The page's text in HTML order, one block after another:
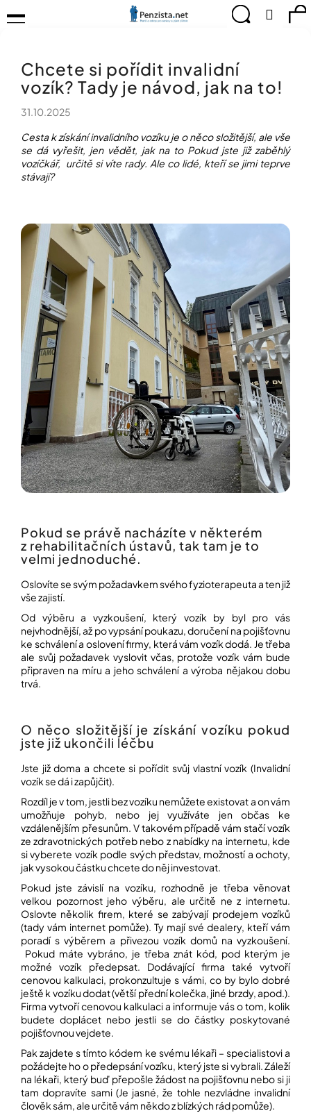
na
TIPY
PRO
ZDRAVÍ
CVIČÍME
PRO
RADOST
NÁMI
CHYTRÝ
PRŮVODCE
MODERNÍM
SVĚTEM
POZNEJTE
&
ZAŽIJTE,
CO
PRÁVĚ
DĚJE
VAŠE
SLOVA,
NAŠE
INSPIRACE
ZÁBAVA,
KONCENTRACI
REPASOVANÉ
POMŮCKY
Přihlášení
Hledat
Menu
Chcete si pořídit invalidní
vozík? Tady je návod, jak na to!
31.10.2025
Cesta k získání invalidního vozíku je o něco složitější, ale vše
se dá vyřešit, jen vědět, jak na to Pokud jste již zaběhlý
vozíčkář, určitě si víte rady. Ale co lidé, kteří se jimi teprve
stávají?
Pokud se právě nacházíte v některém
z rehabilitačních ústavů, tak tam je to
velmi jednoduché.
Oslovíte se svým požadavkem svého fyzioterapeuta a ten již
vše zajistí.
Od výběru a vyzkoušení, který vozík by byl pro vás
nejvhodnější, až po vypsání poukazu, doručení na pojišťovnu
ke schválení a oslovení firmy, která vám vozík dodá. Je třeba
ale svůj požadavek vyslovit včas, protože vozík vám bude
připraven na míru a jeho schválení a výroba nějakou dobu
trvá.
O něco složitější je získání vozíku pokud
jste již ukončili léčbu
Jste již doma a chcete si pořídit svůj vlastní vozík (Invalidní
vozík se dá i zapůjčit).
Rozdíl je v tom, jestli bez vozíku nemůžete existovat a on vám
umožňuje pohyb, nebo jej využíváte jen občas ke
vzdálenějším přesunům. V takovém případě vám stačí vozík
ze zdravotnických potřeb nebo z nabídky na internetu, kde
si vyberete vozík podle svých představ, možností a ochoty,
jak vysokou částku chcete do něj investovat.
Pokud jste závislí na vozíku, rozhodně je třeba věnovat
velkou pozornost jeho výběru, ale určitě ne z internetu.
Oslovte několik firem, které se zabývají prodejem vozíků
(tady vám internet pomůže). Ty mají své dealery, kteří vám
poradí s výběrem a přivezou vozík domů na vyzkoušení.
Pokud máte vybráno, je třeba znát kód, pod kterým je
možné vozík předepsat. Dodávající firma také vytvoří
cenovou kalkulaci, prokonzultuje s vámi, co by bylo dobré
ještě k vozíku dodat (větší přední kolečka, jiné brzdy, apod.).
Firma vytvoří cenovou kalkulaci a informuje vás o tom, kolik
budete doplácet nebo jestli se do částky poskytované
pojišťovnou vejdete.
Pak zajdete s tímto kódem ke svému lékaři – specialistovi a
požádejte ho o předepsání vozíku, který jste si vybrali. Záleží
na lékaři, který buď přepošle žádost na pojišťovnu nebo si ji
tam dopravíte sami (Je jasné, že tohle nezvládne invalidní
člověk sám, ale určitě vám někdo z blízkých rád pomůže).
o
C
o
o
e
b
e
?
HLEDAT
D
o
č
e
m
e